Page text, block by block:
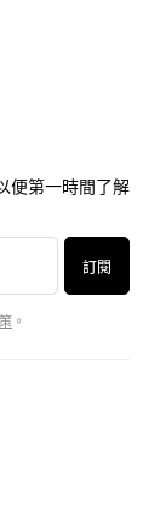
便第一時間了解
訂閱
。